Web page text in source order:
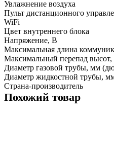
Увлажнение воздуха
Пульт дистанционного
WiFi
Цвет внутреннего блока
Напряжение, В
Максимальная длина
Максимальный перепад
Диаметр газовой трубы, мм
Диаметр жидкостной трубы,
Страна-производитель
Похожий товар